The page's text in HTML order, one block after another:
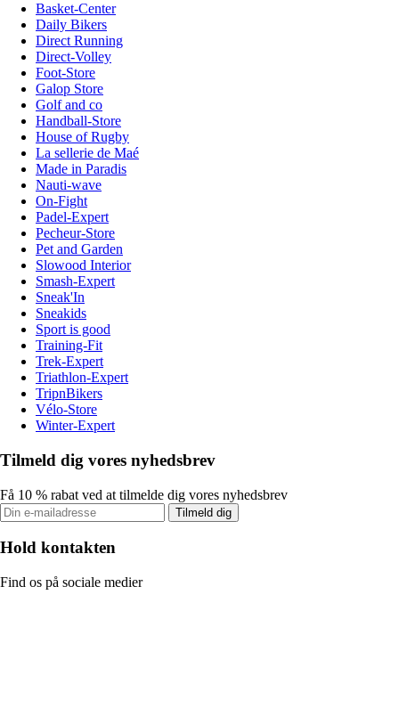
Basket-Center
Daily Bikers
Direct Running
Direct-Volley
Foot-Store
Galop Store
Golf and co
Handball-Store
House of Rugby
La sellerie de Maé
Made in Paradis
Nauti-wave
On-Fight
Padel-Expert
Pecheur-Store
Pet and Garden
Slowood Interior
Smash-Expert
Sneak'In
Sneakids
Sport is good
Training-Fit
Trek-Expert
Triathlon-Expert
TripnBikers
Vélo-Store
Winter-Expert
Tilmeld dig vores nyhedsbrev
Få 10 % rabat ved at tilmelde dig vores nyhedsbrev
Tilmeld dig
Hold kontakten
Find os på sociale medier